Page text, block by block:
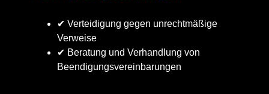
✔ Verteidigung gegen unrechtmäßige
Verweise
✔ Beratung und Verhandlung von
Beendigungsvereinbarungen